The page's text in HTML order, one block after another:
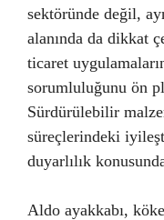
sektöründe değil,
alanında da dikkat
ticaret
sorumluluğunu ön
Sürdürülebilir
süreçlerindeki
duyarlılık
Aldo ayakkabı,